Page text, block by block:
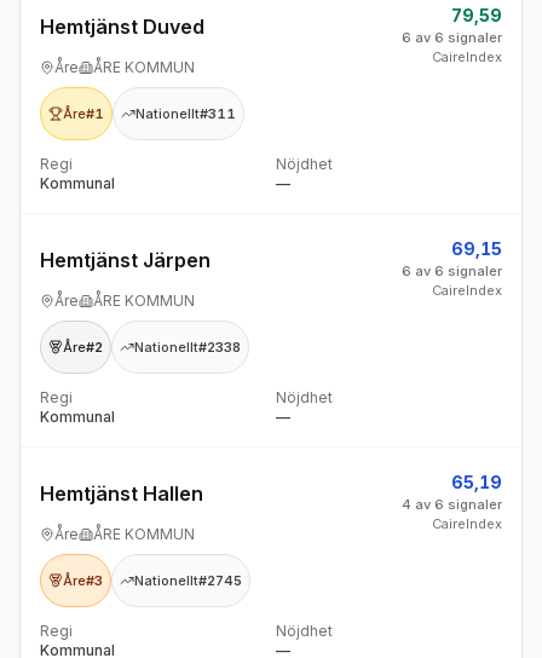
Hemtjänst Duved
Åre ÅRE KOMMUN
79,59
6 av 6 signaler
CaireIndex
Åre#1 Nationellt#311
Regi
Kommunal
Nöjdhet
—
Hemtjänst Järpen
Åre ÅRE KOMMUN
69,15
6 av 6 signaler
CaireIndex
Åre#2 Nationellt#2338
Regi
Kommunal
Nöjdhet
—
Hemtjänst Hallen
Åre ÅRE KOMMUN
65,19
4 av 6 signaler
CaireIndex
Åre#3 Nationellt#2745
Regi
Kommunal
Nöjdhet
—